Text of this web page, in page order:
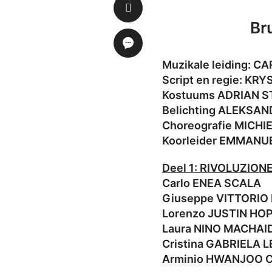
Muzikale leiding:
Script en regie:
Kostuums ADRIAN
Belichting
Choreografie
Koorleider
Deel 1:
Carlo ENEA SCALA
Giuseppe VITTORIO
Lorenzo JUSTIN
Laura NINO
Cristina GABRIELA
Arminio HWANJOO